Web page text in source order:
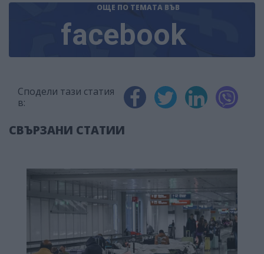
ОЩЕ ПО ТЕМАТА ВЪВ
facebook
Сподели тази статия
в:
СВЪРЗАНИ СТАТИИ